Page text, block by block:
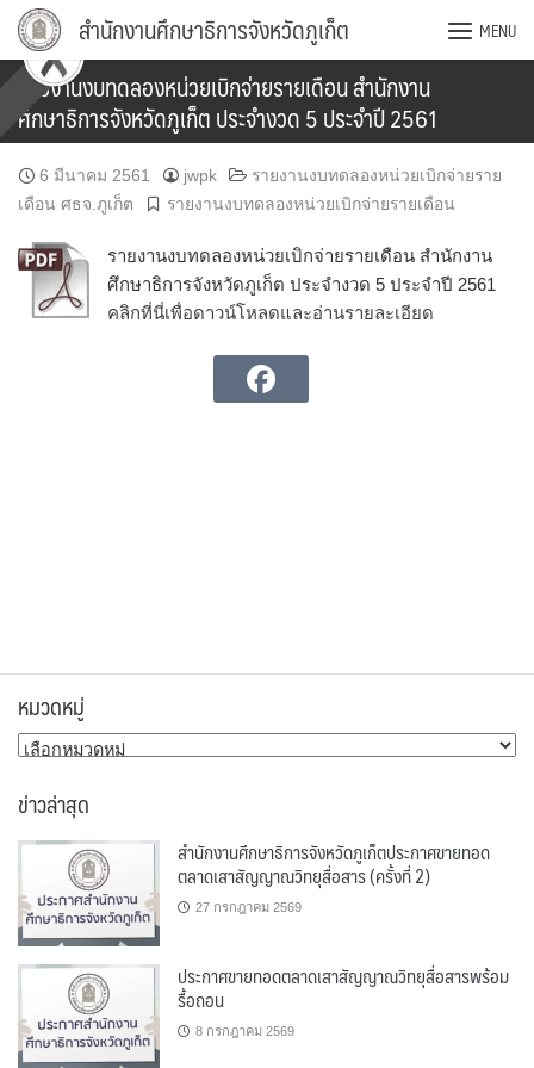
Skip
content
สำนักงานศึกษาธิการจังหวัดภูเก็ต MENU
รายงานงบทดลองหน่วยเบิกจ่ายรายเดือน สำนักงาน
ศึกษาธิการจังหวัดภูเก็ต ประจำงวด 5 ประจำปี 2561
6 มีนาคม 2561 jwpk
รายงานงบทดลองหน่วยเบิกจ่ายราย
เดือน ศธจ.ภูเก็ต
รายงานงบทดลองหน่วยเบิกจ่ายรายเดือน
รายงานงบทดลองหน่วยเบิกจ่ายรายเดือน สำนักงาน
ศึกษาธิการจังหวัดภูเก็ต ประจำงวด 5 ประจำปี 2561
คลิกที่นี่เพื่อดาวน์โหลดและอ่านรายละเอียด
หมวดหมู่
หมวด
ข่าวล่าสุด
สำนักงานศึกษาธิการจังหวัดภูเก็ตประกาศขายทอด
ตลาดเสาสัญญาณวิทยุสื่อสาร (ครั้งที่ 2)
27 กรกฎาคม 2569
ประกาศขายทอดตลาดเสาสัญญาณวิทยุสื่อสารพร้อม
รื้อถอน
8 กรกฎาคม 2569